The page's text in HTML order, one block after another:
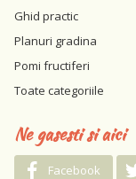
Ghid practic
Planuri gradina
Pomi fructiferi
Toate categoriile
Ne gasesti si aici
Facebook